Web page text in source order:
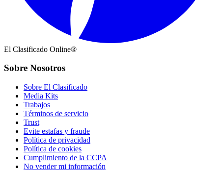
El Clasificado Online®
Sobre Nosotros
Sobre El Clasificado
Media Kits
Trabajos
Términos de servicio
Trust
Evite estafas y fraude
Política de privacidad
Política de cookies
Cumplimiento de la CCPA
No vender mi información